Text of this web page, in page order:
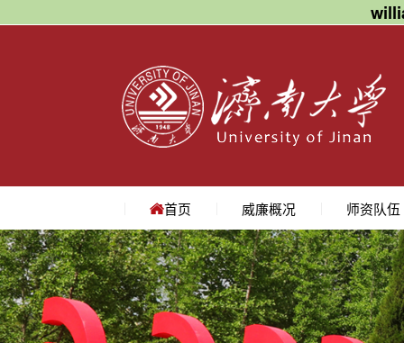
首页 威廉概况
学院简介
学院领导
机构设置
院长寄语
地理位置
师资队伍
教授
副教授
讲师
名师访谈